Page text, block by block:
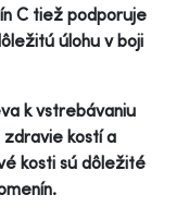
C tiež podporuje
úlohu v boji
k vstrebávaniu
kostí a
kosti sú dôležité